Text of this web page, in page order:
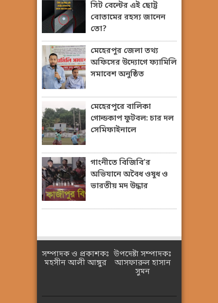
সিট বেল্টের এই ছোট্ট
বোতামের রহস্য জানেন
তো?
মেহেরপুর জেলা তথ্য
অফিসের উদ্যোগে ফ্যামিলি
সমাবেশ অনুষ্ঠিত
মেহেরপুরে বালিকা
গোল্ডকাপ ফুটবল: চার দল
সেমিফাইনালে
গাংনীতে বিজিবি’র
অভিযানে অবৈধ ওষুধ ও
ভারতীয় মদ উদ্ধার
সম্পাদক ও প্রকাশকঃ
মহসীন আলী আঙ্গুর
উপদেষ্টা সম্পাদকঃ
আসফারুল হাসান
সুমন